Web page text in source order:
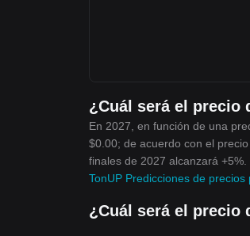
¿Cuál será el precio
En 2027, en función de una
$0.00; de acuerdo con el
finales de 2027 alcanzará
TonUP Predicciones de
¿Cuál será el precio